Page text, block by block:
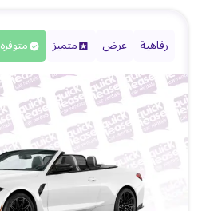
رفاهية عرض متميز متوفرة